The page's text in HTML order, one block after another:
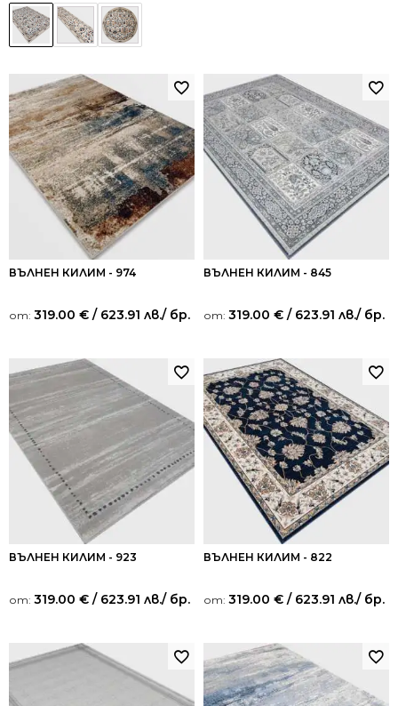
ВЪЛНЕН КИЛИМ - 974
от: 319.00 € / 623.91 лв./ бр.
ВЪЛНЕН КИЛИМ - 845
от: 319.00 € / 623.91 лв./ бр.
ВЪЛНЕН КИЛИМ - 923
от: 319.00 € / 623.91 лв./ бр.
ВЪЛНЕН КИЛИМ - 822
от: 319.00 € / 623.91 лв./ бр.